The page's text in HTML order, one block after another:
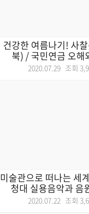
건강한 여름나기! 사
북) / 국민연금 오해
2020.07.29 조회
미술관으로 떠나는 세
청대 실용음악과 음
2020.07.22 조회